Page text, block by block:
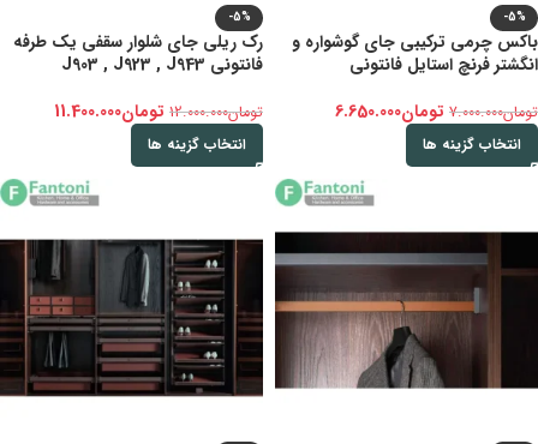
-5%
باکس چرمی ترکیبی جای گوشواره و
انگشتر فرنچ استایل فانتونی
تومان7.000.000 تومان6.650.000
انتخاب گزینه ها
-5%
رک ریلی جای شلوار سقفی یک طرفه
فانتونی J903 , J923 , J943
تومان12.000.000 تومان11.400.000
انتخاب گزینه ها